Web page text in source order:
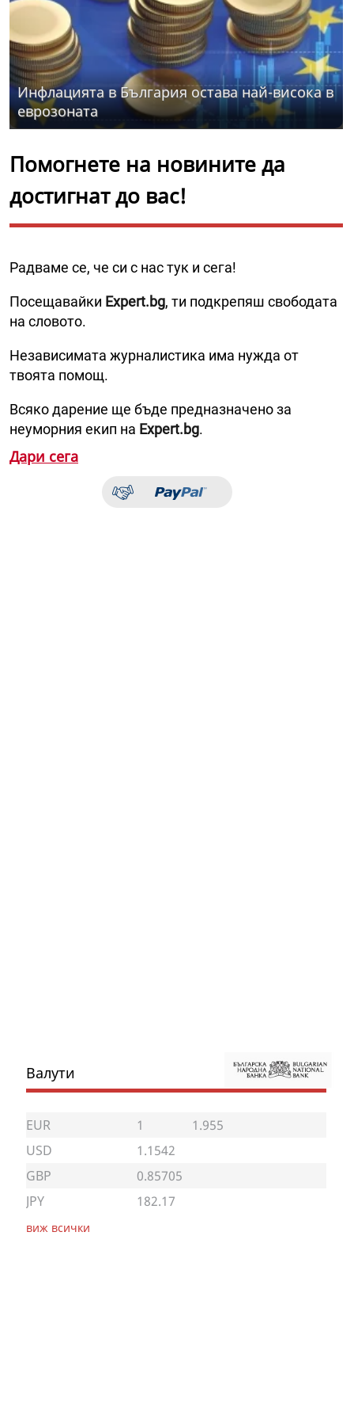
Инфлацията в България остава най-висока в
еврозоната
Помогнете на новините да
достигнат до вас!
Радваме се, че си с нас тук и сега!
Посещавайки Expert.bg, ти подкрепяш свободата
на словото.
Независимата журналистика има нужда от
твоята помощ.
Всяко дарение ще бъде предназначено за
неуморния екип на Expert.bg.
Дари сега
Валути
EUR 1
1.955
USD
1.1542
GBP
0.85705
JPY
182.17
виж всички